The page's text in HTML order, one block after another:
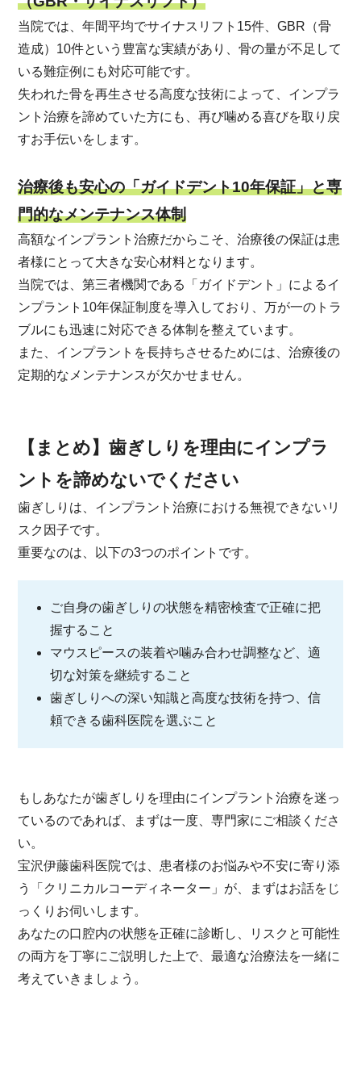
当院では、年間平均でサイナスリフト15件、GBR（骨
造成）10件という豊富な実績があり、骨の量が不足して
いる難症例にも対応可能です。
失われた骨を再生させる高度な技術によって、インプラ
ント治療を諦めていた方にも、再び噛める喜びを取り戻
すお手伝いをします。
治療後も安心の「ガイドデント10年保証」と専
門的なメンテナンス体制
高額なインプラント治療だからこそ、治療後の保証は患
者様にとって大きな安心材料となります。
当院では、第三者機関である「ガイドデント」によるイ
ンプラント10年保証制度を導入しており、万が一のトラ
ブルにも迅速に対応できる体制を整えています。
また、インプラントを長持ちさせるためには、治療後の
定期的なメンテナンスが欠かせません。
【まとめ】歯ぎしりを理由にインプラ
ントを諦めないでください
歯ぎしりは、インプラント治療における無視できないリ
スク因子です。
重要なのは、以下の3つのポイントです。
ご自身の歯ぎしりの状態を精密検査で正確に把
握すること
マウスピースの装着や噛み合わせ調整など、適
切な対策を継続すること
歯ぎしりへの深い知識と高度な技術を持つ、信
頼できる歯科医院を選ぶこと
もしあなたが歯ぎしりを理由にインプラント治療を迷っ
ているのであれば、まずは一度、専門家にご相談くださ
い。
宝沢伊藤歯科医院では、患者様のお悩みや不安に寄り添
う「クリニカルコーディネーター」が、まずはお話をじ
っくりお伺いします。
あなたの口腔内の状態を正確に診断し、リスクと可能性
の両方を丁寧にご説明した上で、最適な治療法を一緒に
考えていきましょう。